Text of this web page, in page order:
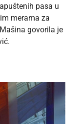
pasa u
merama za
govorila je